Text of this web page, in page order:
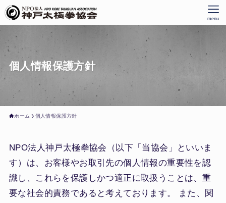
menu
個人情報保護方針
ホーム 個人情報保護方針
NPO法人神戸太極拳協会（以下「当協会」といいま
す）は、お客様やお取引先の個人情報の重要性を認
識し、これらを保護しかつ適正に取扱うことは、重
要な社会的責務であると考えております。 また、関